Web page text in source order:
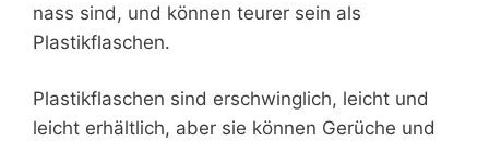
nass sind, und können teurer sein als
Plastikflaschen.
Plastikflaschen sind erschwinglich, leicht und
leicht erhältlich, aber sie können Gerüche und